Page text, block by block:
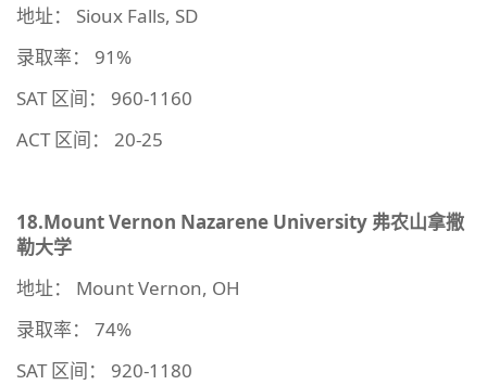
地址： Sioux Falls, SD
录取率： 91%
SAT 区间： 960-1160
ACT 区间： 20-25
18.Mount Vernon Nazarene University 弗农山拿撒
勒大学
地址： Mount Vernon, OH
录取率： 74%
SAT 区间： 920-1180